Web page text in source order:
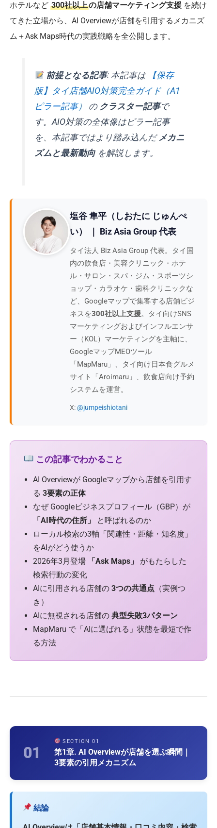
ホテルなど 300社以上の店舗マーケティング支援 を続け
てきた立場から、AI Overviewが店舗を引用するメカニズ
ム＋Ask Maps時代の実践戦略を全公開します。
前提となる記事: 本記事は
【保存
版】タイ店舗AIO対策完全ガイド（A1
ピラー記事）
の クラスター記事で
す。AIO対策の全体像はピラー記事
を、本記事ではより踏み込んだメカニ
ズムと最新動向 を解説します。
塩谷 隼平（しおたに じゅんぺ
い） ｜ Biz Asia Group 代表
タイ法人 Biz Asia Group 代表。タイ国
内の飲食店・美容クリニック・ホテ
ル・サロン・スパ・ジム・スポーツシ
ョップ・カラオケ・歯科クリニックな
ど、Googleマップで集客する店舗ビジ
ネスを300社以上支援。タイ向けSNS
マーケティングおよびインフルエンサ
ー（KOL）マーケティングを主軸に、
GoogleマップMEOツール
「MapMaru」、タイ向け日本食グルメ
サイト「Aroimaru」、飲食店向け予約
システムを運営。
X:@jumpeishiotani
この記事でわかること
AI Overviewが Googleマップから店舗を引用す
る3要素の正体
なぜ Googleビジネスプロフィール（GBP）が
「AI時代の住所」
と呼ばれるのか
ローカル検索の3軸「関連性・距離・知名度」
をAIがどう使うか
2026年3月登場
「Ask Maps」
がもたらした
検索行動の変化
AIに引用される店舗の3つの共通点 （実例つ
き）
AIに無視される店舗の典型失敗3パターン
MapMaru で「AIに選ばれる」状態を最短で作
る方法
01
SECTION 01
第1章. AI Overviewが店舗を選ぶ瞬間｜
3要素の引用メカニズム
結論